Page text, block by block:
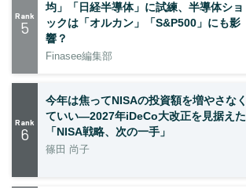
Rank
5
均」「日経半導体」に試練、半導体ショ
ックは「オルカン」「S&P500」にも影
響？
Finasee編集部
Rank
6
今年は焦ってNISAの投資額を増やさなく
ていい―2027年iDeCo大改正を見据えた
「NISA戦略、次の一手」
篠田 尚子